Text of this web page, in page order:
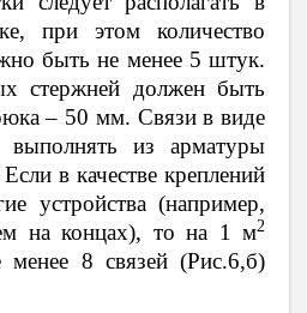
при этом количество
быть не менее 5 штук.
стержней должен быть
– 50 мм. Связи в виде
выполнять из арматуры
в качестве креплений
устройства (например,
на концах), то на 1 м2
менее 8 связей (Рис.6,б)